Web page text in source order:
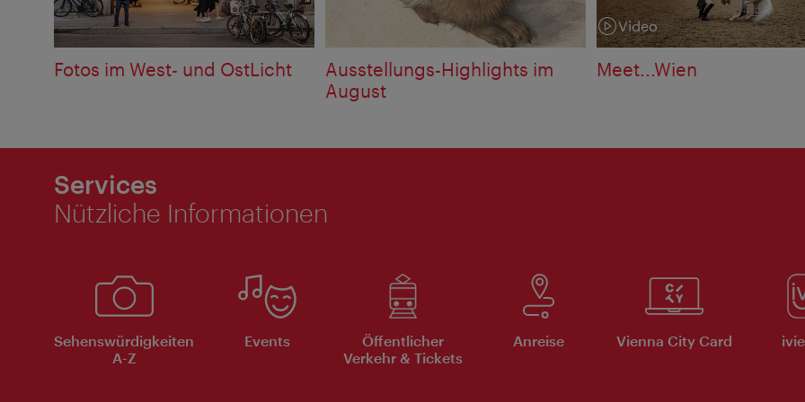
Fotos im West- und OstLicht
Ausstellungs-Highlights im
August
Kategorie:
Video
Meet...Wien
Services
Nützliche Informationen
Sehenswürdigkeiten
A-Z
Events
Öffentlicher
Verkehr & Tickets
Anreise Vienna City Card